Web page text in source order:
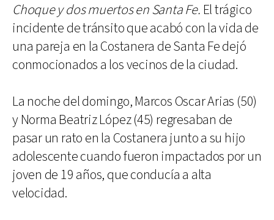
Choque y dos muertos en Santa Fe. El trágico
incidente de tránsito que acabó con la vida de
una pareja en la Costanera de Santa Fe dejó
conmocionados a los vecinos de la ciudad.
La noche del domingo, Marcos Oscar Arias (50)
y Norma Beatriz López (45) regresaban de
pasar un rato en la Costanera junto a su hijo
adolescente cuando fueron impactados por un
joven de 19 años, que conducía a alta
velocidad.